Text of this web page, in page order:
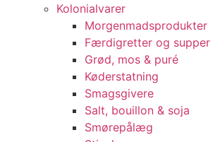
Kolonialvarer
Morgenmadsprodukter
Færdigretter og supper
Grød, mos & puré
Køderstatning
Smagsgivere
Salt, bouillon & soja
Smørepålæg